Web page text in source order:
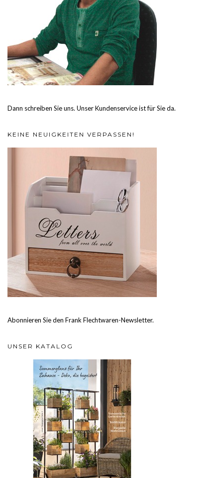
Dann schreiben Sie uns. Unser Kundenservice ist für Sie da.
KEINE NEUIGKEITEN VERPASSEN!
Abonnieren Sie den Frank Flechtwaren-Newsletter.
UNSER KATALOG